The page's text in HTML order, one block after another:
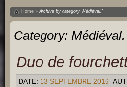
Home »Archive by category 'Médiéval.'
Category: Médiéval.
Duo de
DATE: 13 SEPTEMBRE 2016